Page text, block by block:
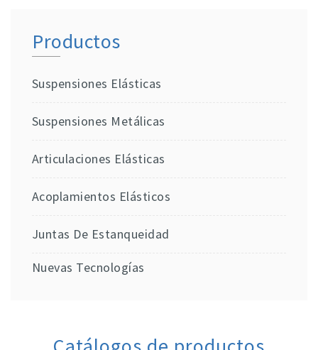
Productos
Suspensiones Elásticas
Suspensiones Metálicas
Articulaciones Elásticas
Acoplamientos Elásticos
Juntas De Estanqueidad
Nuevas Tecnologías